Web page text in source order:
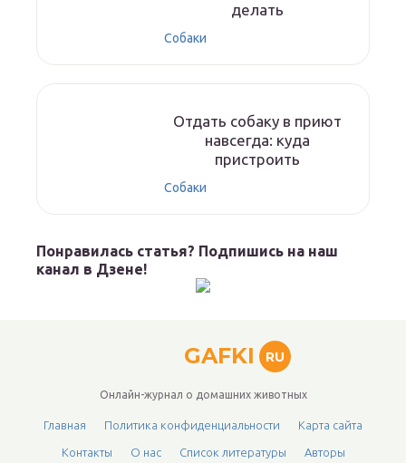
делать
Собаки
Отдать собаку в приют
навсегда: куда
пристроить
Собаки
Понравилась статья? Подпишись на наш
канал в Дзене!
GAFKI RU
Онлайн-журнал о домашних животных
Главная Политика конфиденциальности Карта сайта
Контакты О нас Список литературы Авторы